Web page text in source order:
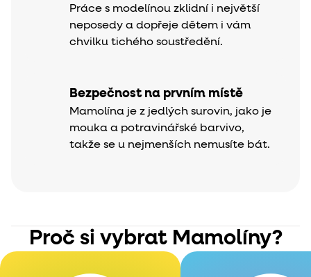
Práce s modelínou zklidní i největší
neposedy a dopřeje dětem i vám
chvilku tichého soustředění.
Bezpečnost na prvním místě
Mamolína je z jedlých surovin, jako je
mouka a potravinářské barvivo,
takže se u nejmenších nemusíte bát.
Proč si vybrat Mamolíny?